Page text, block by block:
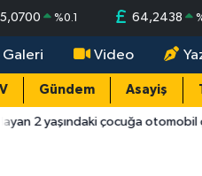
%0.1 64,2438
Galeri Video
Gündem Asayiş
çocuğa otomobil çarptı